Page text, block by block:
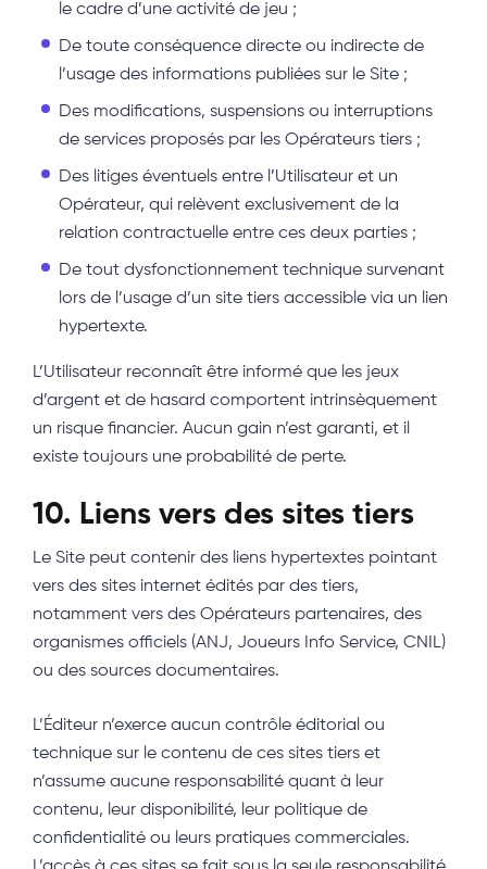
le cadre d’une activité de jeu ;
De toute conséquence directe ou indirecte de
l’usage des informations publiées sur le Site ;
Des modifications, suspensions ou interruptions
de services proposés par les Opérateurs tiers ;
Des litiges éventuels entre l’Utilisateur et un
Opérateur, qui relèvent exclusivement de la
relation contractuelle entre ces deux parties ;
De tout dysfonctionnement technique survenant
lors de l’usage d’un site tiers accessible via un lien
hypertexte.
L’Utilisateur reconnaît être informé que les jeux
d’argent et de hasard comportent intrinsèquement
un risque financier. Aucun gain n’est garanti, et il
existe toujours une probabilité de perte.
10. Liens vers des sites tiers
Le Site peut contenir des liens hypertextes pointant
vers des sites internet édités par des tiers,
notamment vers des Opérateurs partenaires, des
organismes officiels (ANJ, Joueurs Info Service, CNIL)
ou des sources documentaires.
L’Éditeur n’exerce aucun contrôle éditorial ou
technique sur le contenu de ces sites tiers et
n’assume aucune responsabilité quant à leur
contenu, leur disponibilité, leur politique de
confidentialité ou leurs pratiques commerciales.